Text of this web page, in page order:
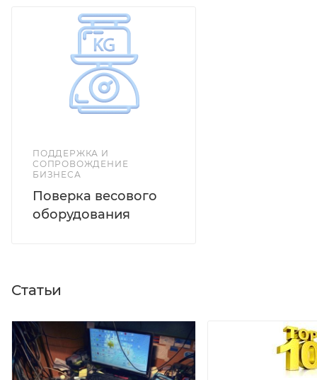
Суммирование массы.
ПОДДЕРЖКА И
СОПРОВОЖДЕНИЕ
БИЗНЕСА
Поверка весового
оборудования
Статьи